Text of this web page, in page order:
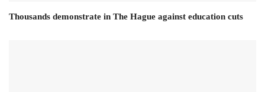
Thousands demonstrate in The Hague against education cuts